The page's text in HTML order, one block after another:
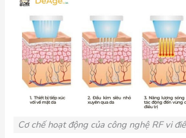
Cơ chế hoạt động của công nghệ RF vi